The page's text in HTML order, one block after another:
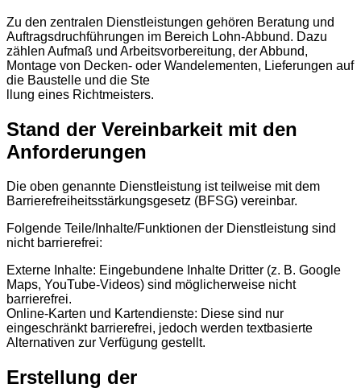
Zu den zentralen Dienstleistungen gehören Beratung und
Auftragsdruchführungen im Bereich Lohn-Abbund. Dazu
zählen Aufmaß und Arbeitsvorbereitung, der Abbund,
Montage von Decken- oder Wandelementen, Lieferungen auf
die Baustelle und die Ste
llung eines Richtmeisters.
Stand der Vereinbarkeit mit den
Anforderungen
Die oben genannte Dienstleistung ist teilweise mit dem
Barrierefreiheitsstärkungsgesetz (BFSG) vereinbar.
Folgende Teile/Inhalte/Funktionen der Dienstleistung sind
nicht barrierefrei:
Externe Inhalte: Eingebundene Inhalte Dritter (z. B. Google
Maps, YouTube-Videos) sind möglicherweise nicht
barrierefrei.
Online-Karten und Kartendienste: Diese sind nur
eingeschränkt barrierefrei, jedoch werden textbasierte
Alternativen zur Verfügung gestellt.
Erstellung der